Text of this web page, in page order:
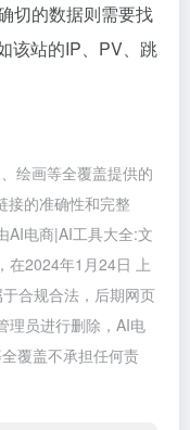
切的数据则需要找
该站的IP、PV、跳
绘画等全覆盖提供的
接的准确性和完整
AI电商|AI工具大全:文
在2024年1月24日 上
合规合法，后期网页
理员进行删除，AI电
覆盖不承担任何责